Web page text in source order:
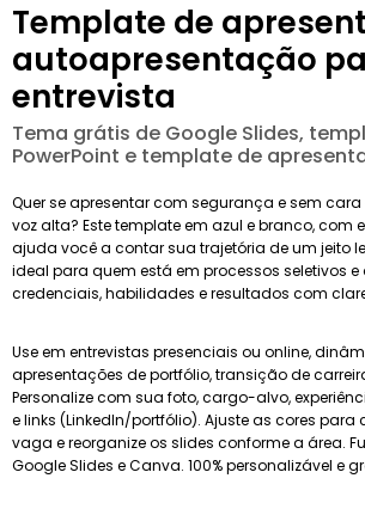
Template de
autoapresentação
entrevista
Tema grátis de Google Slides,
PowerPoint e template de
Quer se apresentar com segurança e sem
voz alta? Este template em azul e branco, com
ajuda você a contar sua trajetória de um jeito
ideal para quem está em processos seletivos
credenciais, habilidades e resultados com
Use em entrevistas presenciais ou online,
apresentações de portfólio, transição de
Personalize com sua foto, cargo-alvo,
e links (LinkedIn/portfólio). Ajuste as cores
vaga e reorganize os slides conforme a área.
Google Slides e Canva. 100% personalizável e